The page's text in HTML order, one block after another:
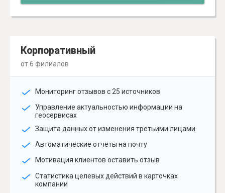
Корпоративный
от 6 филиалов
Мониторинг отзывов с 25 источников
Управление актуальностью информации на
геосервисах
Защита данных от изменения третьими лицами
Автоматические отчеты на почту
Мотивация клиентов оставить отзыв
Статистика целевых действий в карточках
компании